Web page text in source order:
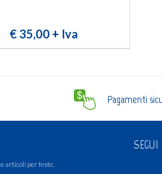
€ 35,00+ Iva
Pagamenti
articoli per feste.